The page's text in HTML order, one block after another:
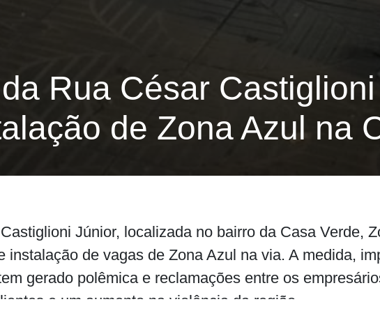
Rua César
de Zona Azul na
Júnior, localizada no bairro da Casa Verde,
instalação de vagas de Zona Azul na via. A medida,
gerado polêmica e reclamações entre os
e um aumento na violência da região.